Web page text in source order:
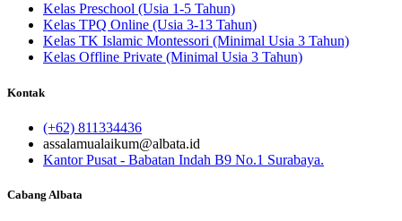
Kelas Preschool (Usia 1-5 Tahun)
Kelas TPQ Online (Usia 3-13 Tahun)
Kelas TK Islamic Montessori (Minimal Usia 3 Tahun)
Kelas Offline Private (Minimal Usia 3 Tahun)
Kontak
(+62) 811334436
assalamualaikum@albata.id
Kantor Pusat - Babatan Indah B9 No.1 Surabaya.
Cabang Albata